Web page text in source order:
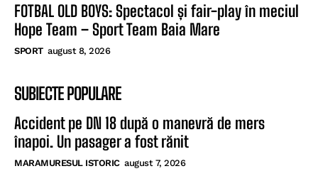
FOTBAL OLD BOYS: Spectacol și fair-play în meciul
Hope Team – Sport Team Baia Mare
SPORT august 8, 2026
SUBIECTE POPULARE
Accident pe DN 18 după o manevră de mers
înapoi. Un pasager a fost rănit
MARAMURESUL ISTORIC august 7, 2026